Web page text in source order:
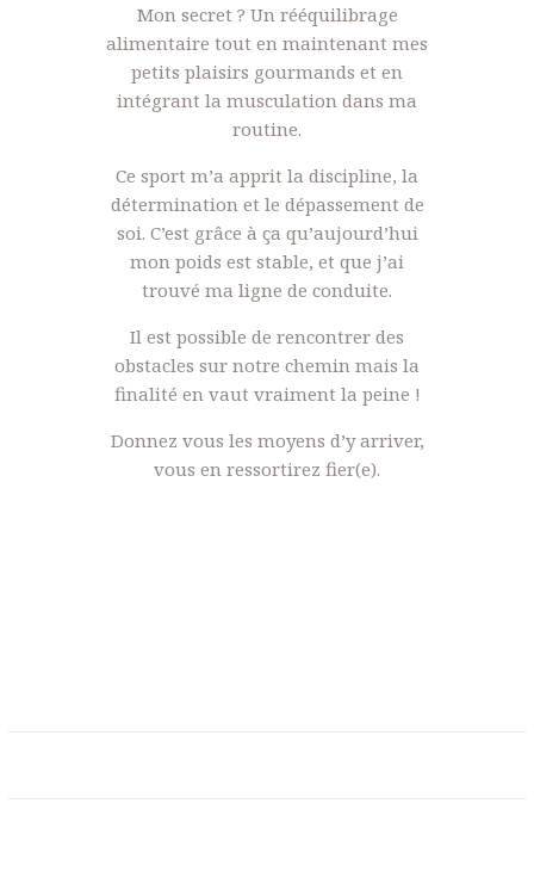
Mon secret ? Un rééquilibrage
alimentaire tout en maintenant mes
petits plaisirs gourmands et en
intégrant la musculation dans ma
routine.
Ce sport m’a apprit la discipline, la
détermination et le dépassement de
soi. C’est grâce à ça qu’aujourd’hui
mon poids est stable, et que j’ai
trouvé ma ligne de conduite.
Il est possible de rencontrer des
obstacles sur notre chemin mais la
finalité en vaut vraiment la peine !
Donnez vous les moyens d’y arriver,
vous en ressortirez fier(e).